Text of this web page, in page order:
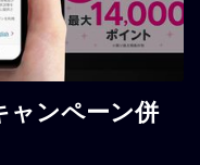
ャンペーン併